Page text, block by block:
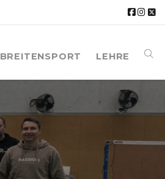
BREITENSPORT LEHRE